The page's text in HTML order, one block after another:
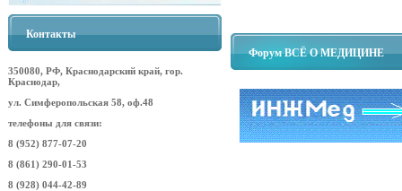
Контакты
350080, РФ, Краснодарский край, гор.
Краснодар,
ул. Симферопольская 58, оф.48
телефоны для связи:
8 (952) 877-07-20
8 (861) 290-01-53
8 (928) 044-42-89
Форум ВСЁ О МЕДИЦИНЕ